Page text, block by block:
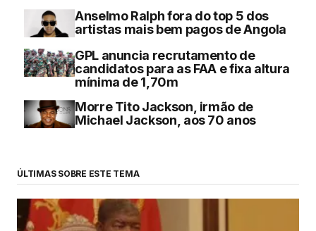
Anselmo Ralph fora do top 5 dos
artistas mais bem pagos de Angola
GPL anuncia recrutamento de
candidatos para as FAA e fixa altura
mínima de 1,70m
Morre Tito Jackson, irmão de
Michael Jackson, aos 70 anos
ÚLTIMAS SOBRE ESTE TEMA